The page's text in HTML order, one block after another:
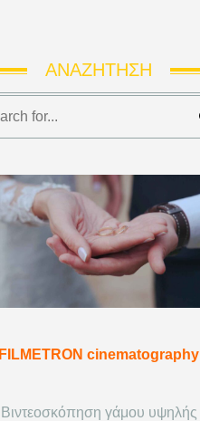
ΑΝΑΖΉΤΗΣΗ
FILMETRON cinematography
Βιντεοσκόπηση γάμου υψηλής